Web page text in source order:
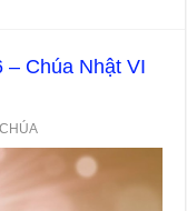
– Chúa Nhật VI